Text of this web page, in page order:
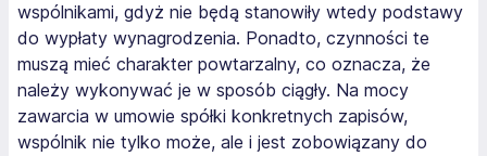
wspólnikami, gdyż nie będą stanowiły wtedy podstawy
do wypłaty wynagrodzenia. Ponadto, czynności te
muszą mieć charakter powtarzalny, co oznacza, że
należy wykonywać je w sposób ciągły. Na mocy
zawarcia w umowie spółki konkretnych zapisów,
wspólnik nie tylko może, ale i jest zobowiązany do